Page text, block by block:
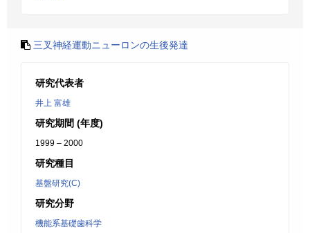
三叉神経運動ニューロンの生後発達
研究代表者
井上 富雄
研究期間 (年度)
1999 – 2000
研究種目
基盤研究(C)
研究分野
機能系基礎歯科学